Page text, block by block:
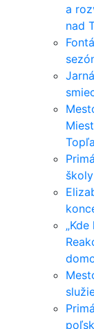
a
nad
Topľa
školy